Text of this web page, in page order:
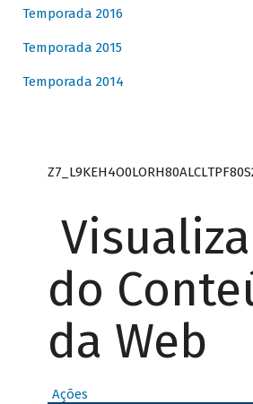
Temporada 2016
Temporada 2015
Temporada 2014
do
da Web
Ações